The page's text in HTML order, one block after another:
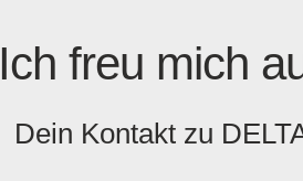
Ich freu mich
Dein Kontakt zu